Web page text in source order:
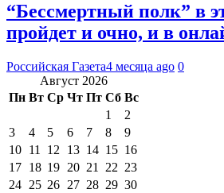
“Бессмертный полк” в
пройдет и очно, и в
Российская Газета4 месяца ago 0
Август 2026
Пн Вт Ср Чт Пт Сб Вс
1
2
3
4 5 6 7 8
9
10 11 12 13 14 15 16
17 18 19 20 21 22 23
24 25 26 27 28 29 30